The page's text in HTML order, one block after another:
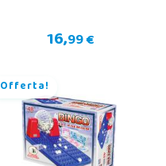
16,99 €
Offerta!